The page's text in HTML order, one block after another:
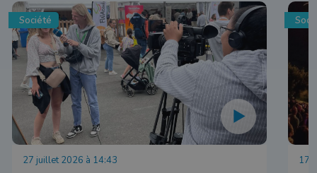
Société
27 juillet 2026 à 14:43 17